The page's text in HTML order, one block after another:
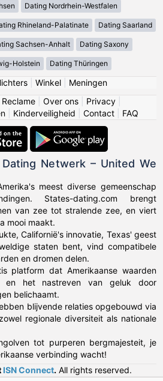
Dating Nordrhein-Westfalen
Rhineland-Palatinate Dating Saarland
Sachsen-Anhalt Dating Saxony
Holstein Dating Thüringen
| Winkel| Meningen
Reclame Over ons Privacy
Kinderveiligheid Contact FAQ
Netwerk – United We
meest diverse gemeenschap
States-dating.com brengt
van zee tot stralende zee, en viert
mooi maakt.
Californië's innovatie, Texas' geest
staten bent, vind compatibele
en dromen delen.
platform dat Amerikaanse waarden
en het nastreven van geluk door
belichaamt.
blijvende relaties opgebouwd via
regionale diversiteit als nationale
tot purperen bergmajesteit, je
verbinding wacht!
ISN Connect. All rights reserved.